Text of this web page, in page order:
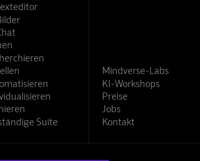
Suite
Mindverse-Labs
KI-Workshops
Preise
Jobs
Kontakt